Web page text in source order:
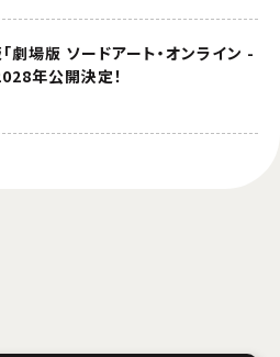
劇場版 ソードアート・オンライン -
年公開決定！